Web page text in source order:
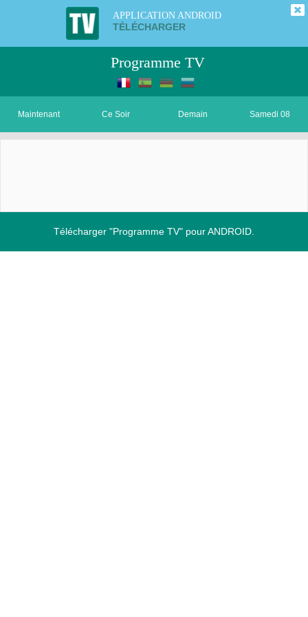
APPLICATION ANDROID
TÉLÉCHARGER
Programme TV
Maintenant Ce Soir Demain Samedi 08
Télécharger "Programme TV" pour ANDROID.